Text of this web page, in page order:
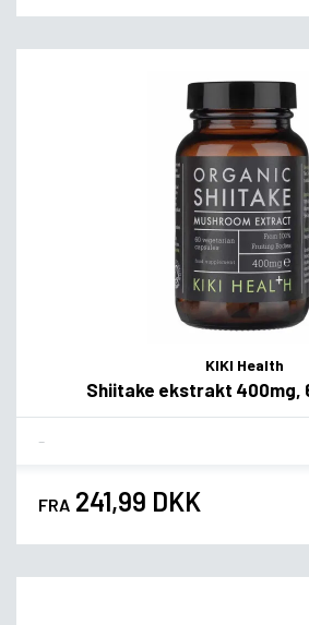
KIKI Health
Shiitake ekstrakt 400mg,
FRA 241,99 DKK